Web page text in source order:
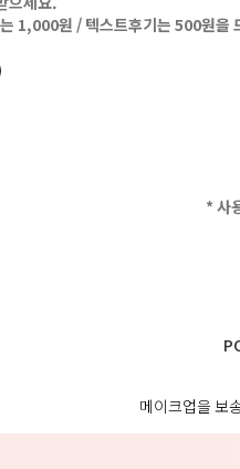
1,000원 / 텍스트후기는 500원을
* 사
메이크업을 보